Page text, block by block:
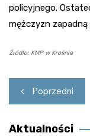
policyjnego.
mężczyzn
Źródło: KMP w Krośnie
wpisu
Poprzedni
Aktualności